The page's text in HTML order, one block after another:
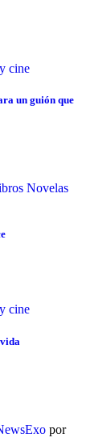
cine
un guión que
Novelas
cine
por